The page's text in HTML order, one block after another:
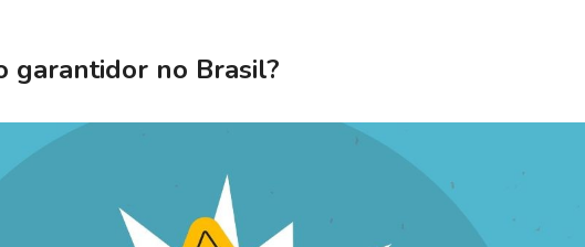
garantidor no Brasil?